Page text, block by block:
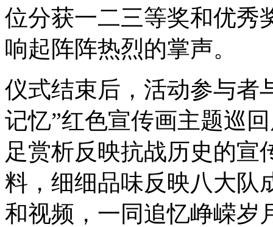
位分获一二三等奖和优秀
响起阵阵热烈的掌声。
仪式结束后，活动参与者
记忆”红色宣传画主题巡
足赏析反映抗战历史的宣
料，细细品味反映八大队
和视频，一同追忆峥嵘岁